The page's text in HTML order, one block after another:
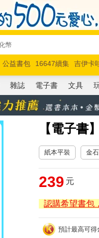
公益書包 16647續集 吉伊卡
馬斯克 玩具總動員5 超慢跑
雜誌 電子書 文具
【電子書
紙本平裝 金
239 元
認購希望書包
預計最高可得